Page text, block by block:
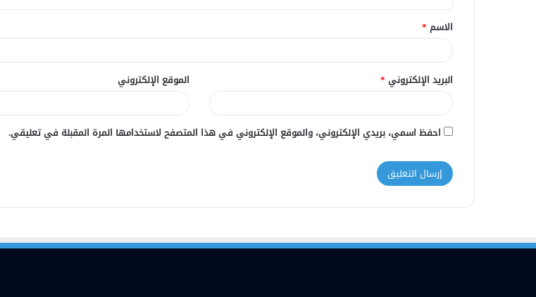
ق
*
الاسم *
البريد الإلكتروني * الموقع الإلكتروني
احفظ اسمي، بريدي الإلكتروني، والموقع الإلكتروني في هذا المتصفح لاستخدامها المرة المقبلة في تعليقي.